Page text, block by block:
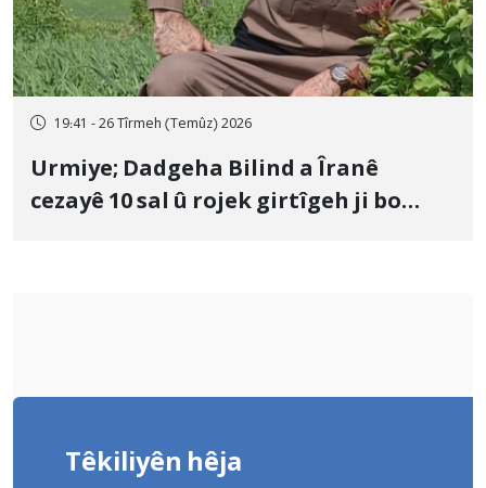
19:41 - 26 Tîrmeh (Temûz) 2026
Urmiye; Dadgeha Bilind a Îranê
cezayê 10 sal û rojek girtîgeh ji bo
Têkiliyên hêja